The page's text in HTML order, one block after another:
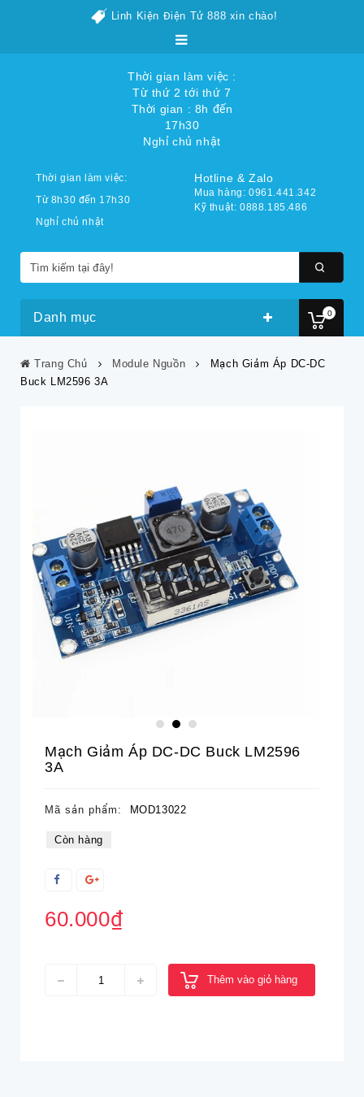
Linh Kiện Điện Tử 888 xin chào!
Thời gian làm việc :
Từ thứ 2 tới thứ 7
Thời gian : 8h đến
17h30
Nghỉ chủ nhật
0
Thời gian làm việc:
Từ 8h30 đến 17h30
Nghỉ chủ nhật
Hotline & Zalo
Mua hàng: 0961.441.342
Kỹ thuật: 0888.185.486
Danh mục
Trang Chủ Module Nguồn
Mạch Giảm Áp DC-DC
Buck LM2596 3A
Mạch Giảm Áp DC-DC Buck LM2596
3A
Mã sản phẩm: MOD13022
Còn hàng
60.000₫
Thêm vào giỏ hàng